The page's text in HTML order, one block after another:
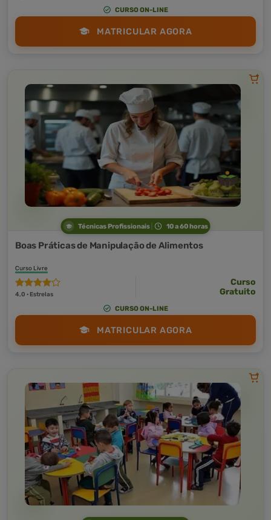
CURSO ON-LINE
MATRICULAR AGORA
Técnicas Profissionais 10 a 60 horas
Boas Práticas de Manipulação de Alimentos
Curso Livre
4,0 · Estrelas
Curso
Gratuito
CURSO ON-LINE
MATRICULAR AGORA